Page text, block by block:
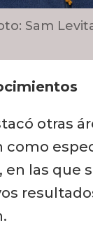
Sam
otras
como
en las que